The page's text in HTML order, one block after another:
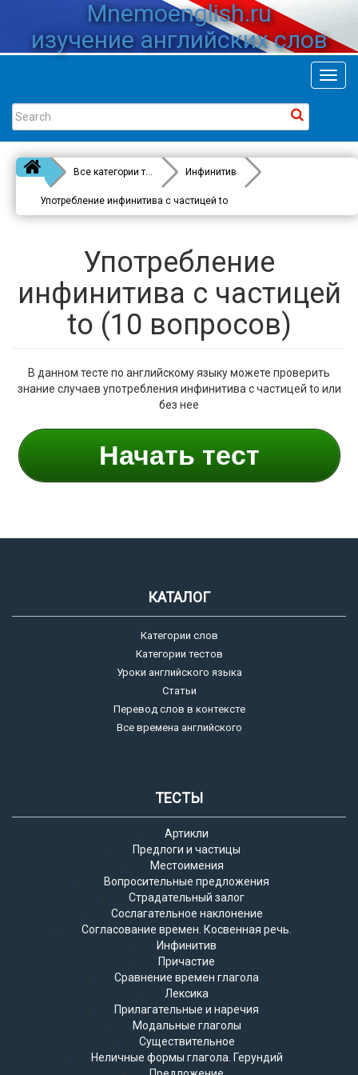
Mnemoenglish.ru
изучение английских слов
Все категории тестов Инфинитив
Употребление инфинитива с частицей to
Употребление
инфинитива с частицей
to (10 вопросов)
В данном тесте по английскому языку можете проверить
знание случаев употребления инфинитива с частицей to или
без нее
Начать тест
КАТАЛОГ
Категории слов
Категории тестов
Уроки английского языка
Статьи
Перевод слов в контексте
Все времена английского
ТЕСТЫ
Артикли
Предлоги и частицы
Местоимения
Вопросительные предложения
Страдательный залог
Сослагательное наклонение
Согласование времен. Косвенная речь.
Инфинитив
Причастие
Сравнение времен глагола
Лексика
Прилагательные и наречия
Модальные глаголы
Существительное
Неличные формы глагола. Герундий